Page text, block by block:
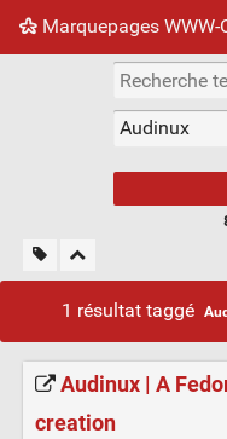
Marquepages WWW-
Nuage de tags Mur
1 résultat taggé
Audinux | A
creation